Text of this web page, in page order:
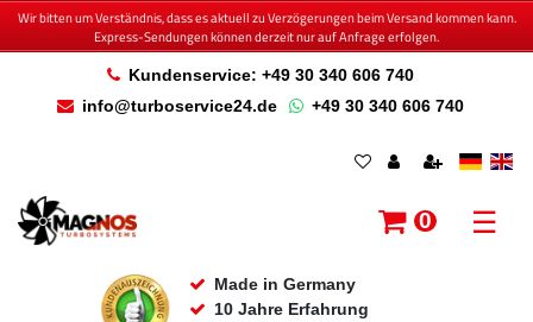
Wir bitten um Verständnis, dass es aktuell zu Verzögerungen beim Versand kommen kann.
Express-Sendungen können derzeit nur auf Anfrage erfolgen.
Kundenservice: +49 30 340 606 740
info@turboservice24.de
+49 30 340 606 740
Made in Germany
10 Jahre Erfahrung
0 ☰